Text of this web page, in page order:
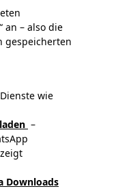
an – also die
gespeicherten
wie
–
Downloads